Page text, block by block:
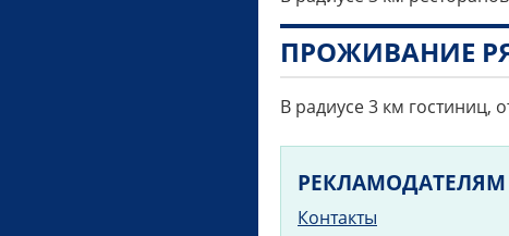
ПРОЖИВАНИЕ
В радиусе 3 км гостиниц,
РЕКЛАМОДАТЕЛЯМ
Контакты